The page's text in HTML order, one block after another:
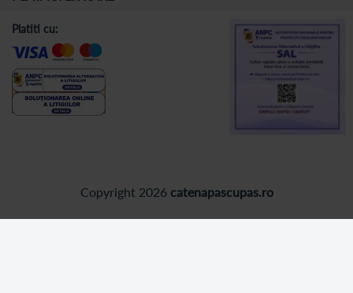
Copyright 2026 catenapascupas.ro
Platiti cu: